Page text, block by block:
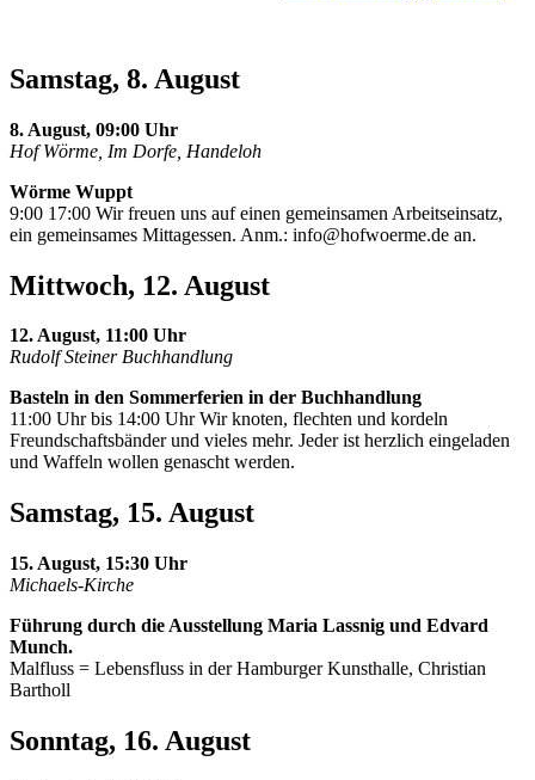
Samstag, 8. August
8. August, 09:00 Uhr
Hof Wörme, Im Dorfe, Handeloh
Wörme Wuppt
9:00 17:00 Wir freuen uns auf einen gemeinsamen Arbeitseinsatz,
ein gemeinsames Mittagessen. Anm.: info@hofwoerme.de an.
Mittwoch, 12. August
12. August, 11:00 Uhr
Rudolf Steiner Buchhandlung
Basteln in den Sommerferien in der Buchhandlung
11:00 Uhr bis 14:00 Uhr Wir knoten, flechten und kordeln
Freundschaftsbänder und vieles mehr. Jeder ist herzlich eingeladen
und Waffeln wollen genascht werden.
Samstag, 15. August
15. August, 15:30 Uhr
Michaels-Kirche
Führung durch die Ausstellung Maria Lassnig und Edvard
Munch.
Malfluss = Lebensfluss in der Hamburger Kunsthalle, Christian
Bartholl
Sonntag, 16. August